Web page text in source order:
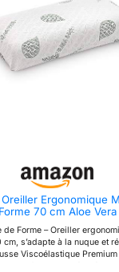
ferme
pour
plus
Ainsi,
idéal
et
sur un
La
de
un
plus
pour
Ergonomique
Forme 70 cm Aloe Vera
de Forme – Oreiller
s’adapte à la nuque et
Viscoélastique